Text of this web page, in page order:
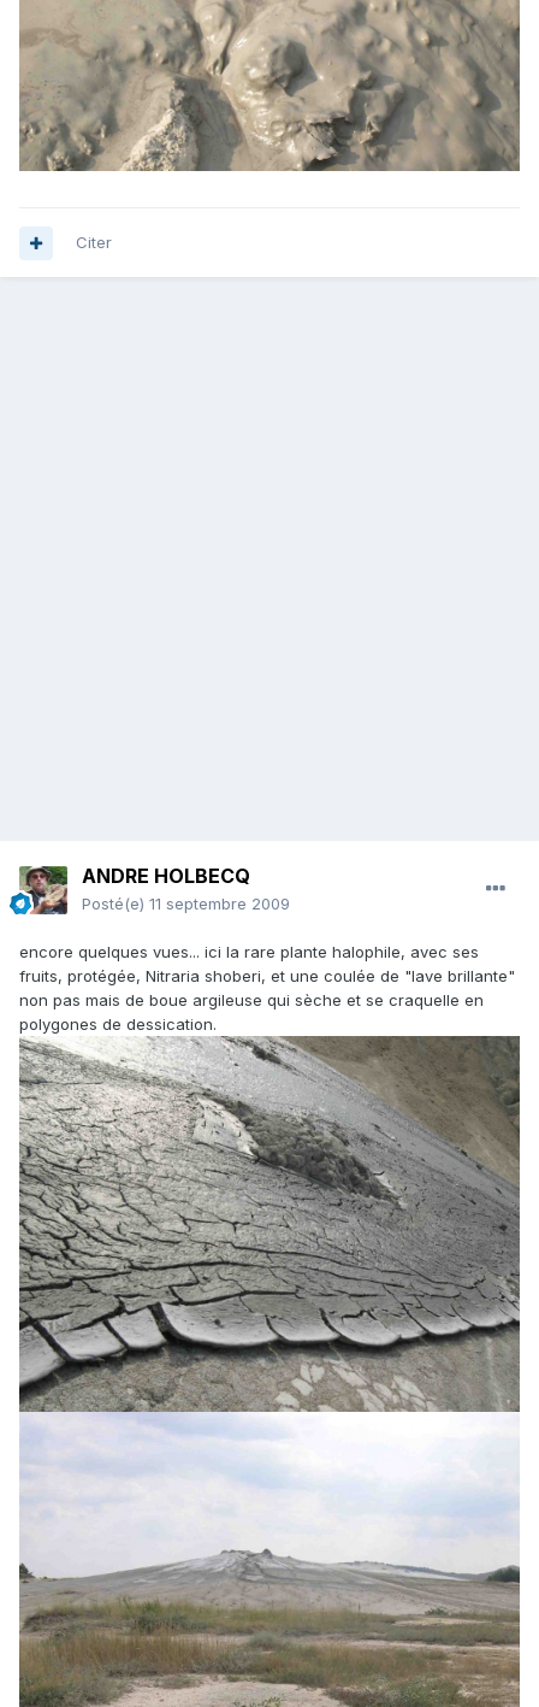
Citer
ANDRE HOLBECQ
Posté(e) 11 septembre 2009
encore quelques vues... ici la rare plante halophile, avec ses
fruits, protégée, Nitraria shoberi, et une coulée de "lave brillante"
non pas mais de boue argileuse qui sèche et se craquelle en
polygones de dessication.